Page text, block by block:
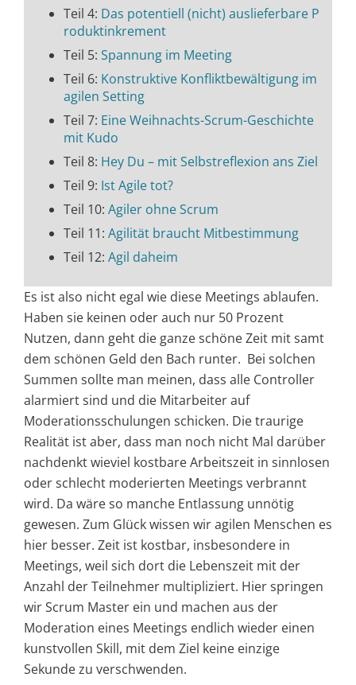
Teil 4: Das potentiell (nicht) auslieferbare P
roduktinkrement
Teil 5: Spannung im Meeting
Teil 6: Konstruktive Konfliktbewältigung im
agilen Setting
Teil 7: Eine Weihnachts-Scrum-Geschichte
mit Kudo
Teil 8: Hey Du – mit Selbstreflexion ans Ziel
Teil 9: Ist Agile tot?
Teil 10: Agiler ohne Scrum
Teil 11: Agilität braucht Mitbestimmung
Teil 12: Agil daheim
Es ist also nicht egal wie diese Meetings ablaufen.
Haben sie keinen oder auch nur 50 Prozent
Nutzen, dann geht die ganze schöne Zeit mit samt
dem schönen Geld den Bach runter. Bei solchen
Summen sollte man meinen, dass alle Controller
alarmiert sind und die Mitarbeiter auf
Moderationsschulungen schicken. Die traurige
Realität ist aber, dass man noch nicht Mal darüber
nachdenkt wieviel kostbare Arbeitszeit in sinnlosen
oder schlecht moderierten Meetings verbrannt
wird. Da wäre so manche Entlassung unnötig
gewesen. Zum Glück wissen wir agilen Menschen es
hier besser. Zeit ist kostbar, insbesondere in
Meetings, weil sich dort die Lebenszeit mit der
Anzahl der Teilnehmer multipliziert. Hier springen
wir Scrum Master ein und machen aus der
Moderation eines Meetings endlich wieder einen
kunstvollen Skill, mit dem Ziel keine einzige
Sekunde zu verschwenden.